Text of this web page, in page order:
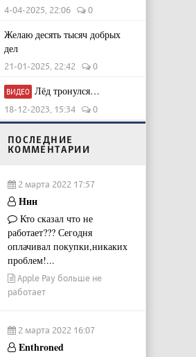
4-04-2025, 22:06 0
Желаю десять тысяч добрых
дел
21-01-2025, 22:42 0
ВИДЕО Лёд тронулся…
18-12-2023, 15:34 0
ПОСЛЕДНИЕ
КОММЕНТАРИИ
2 марта 2022 17:57
Ннн
Кто сказал что не
работает??? Сегодня
оплачивал покупки,никаких
проблем!...
Apple Pay больше не
работает
2 марта 2022 16:07
Enthroned